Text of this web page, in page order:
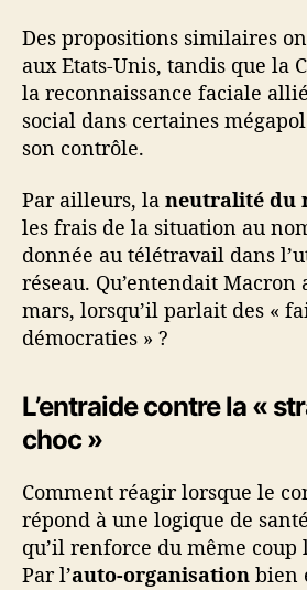
Des propositions similaires
aux Etats-Unis, tandis que la
la reconnaissance faciale
social dans certaines
son contrôle.
Par ailleurs, la neutralité du
les frais de la situation au
donnée au télétravail dans
réseau. Qu’entendait Macron
mars, lorsqu’il parlait des «
démocraties » ?
L’entraide contre la «
choc »
Comment réagir lorsque le
répond à une logique de
qu’il renforce du même coup
Par l’auto-organisation bien